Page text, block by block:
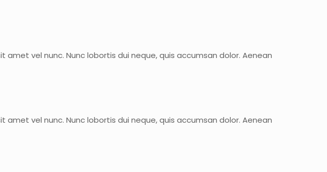
vel nunc. Nunc lobortis dui neque, quis accumsan dolor. Aenean
vel nunc. Nunc lobortis dui neque, quis accumsan dolor. Aenean